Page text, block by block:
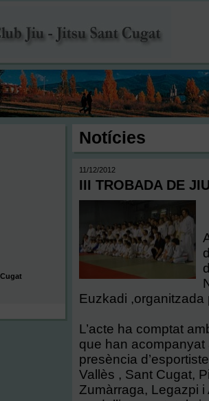
Notícies
11/12/2012
III TROBADA DE
Euzkadi ,organitzada
L’acte ha comptat
que han acompanyat
presència
Vallès , Sant Cugat,
Zumàrraga, Legazpi i